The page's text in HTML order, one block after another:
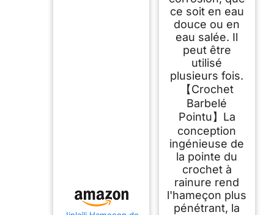
ce soit en eau
douce ou en
eau salée. Il
peut être
utilisé
plusieurs fois.
【Crochet
Barbelé
Pointu】La
conception
ingénieuse de
la pointe du
crochet à
rainure rend
l'hameçon plus
pénétrant, la